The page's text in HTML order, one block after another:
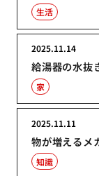
生活
給湯器の水抜
2025.11.14
家
物が増えるメ
2025.11.11
知識